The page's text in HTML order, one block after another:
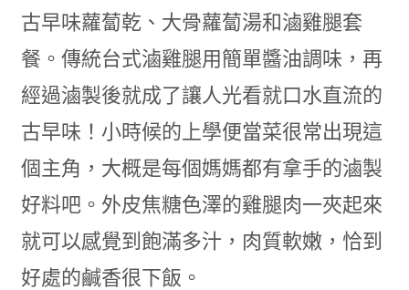
古早味蘿蔔乾、大骨蘿蔔湯和滷雞腿套
餐。傳統台式滷雞腿用簡單醬油調味，再
經過滷製後就成了讓人光看就口水直流的
古早味！小時候的上學便當菜很常出現這
個主角，大概是每個媽媽都有拿手的滷製
好料吧。外皮焦糖色澤的雞腿肉一夾起來
就可以感覺到飽滿多汁，肉質軟嫩，恰到
好處的鹹香很下飯。